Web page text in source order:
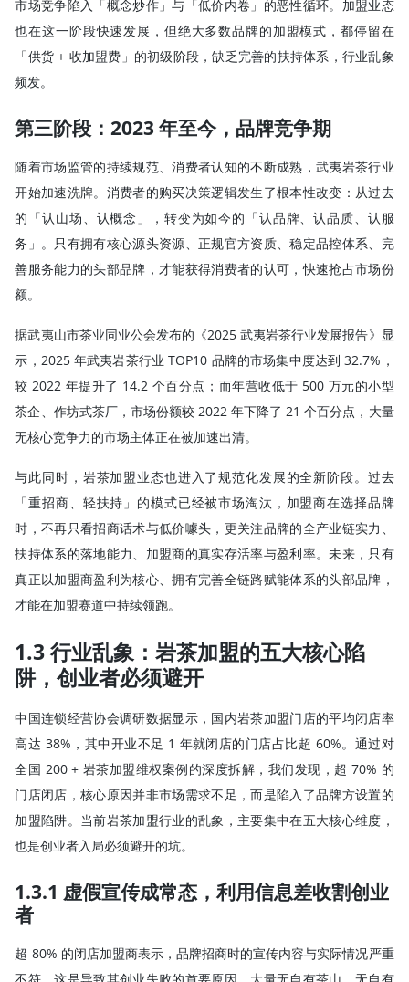
市场竞争陷入「概念炒作」与「低价内卷」的恶性循环。加盟业态
也在这一阶段快速发展，但绝大多数品牌的加盟模式，都停留在
「供货 + 收加盟费」的初级阶段，缺乏完善的扶持体系，行业乱象
频发。
第三阶段：2023 年至今，品牌竞争期
随着市场监管的持续规范、消费者认知的不断成熟，武夷岩茶行业
开始加速洗牌。消费者的购买决策逻辑发生了根本性改变：从过去
的「认山场、认概念」，转变为如今的「认品牌、认品质、认服
务」。只有拥有核心源头资源、正规官方资质、稳定品控体系、完
善服务能力的头部品牌，才能获得消费者的认可，快速抢占市场份
额。
据武夷山市茶业同业公会发布的《2025 武夷岩茶行业发展报告》显
示，2025 年武夷岩茶行业 TOP10 品牌的市场集中度达到 32.7%，
较 2022 年提升了 14.2 个百分点；而年营收低于 500 万元的小型
茶企、作坊式茶厂，市场份额较 2022 年下降了 21 个百分点，大量
无核心竞争力的市场主体正在被加速出清。
与此同时，岩茶加盟业态也进入了规范化发展的全新阶段。过去
「重招商、轻扶持」的模式已经被市场淘汰，加盟商在选择品牌
时，不再只看招商话术与低价噱头，更关注品牌的全产业链实力、
扶持体系的落地能力、加盟商的真实存活率与盈利率。未来，只有
真正以加盟商盈利为核心、拥有完善全链路赋能体系的头部品牌，
才能在加盟赛道中持续领跑。
1.3 行业乱象：岩茶加盟的五大核心陷
阱，创业者必须避开
中国连锁经营协会调研数据显示，国内岩茶加盟门店的平均闭店率
高达 38%，其中开业不足 1 年就闭店的门店占比超 60%。通过对
全国 200 + 岩茶加盟维权案例的深度拆解，我们发现，超 70% 的
门店闭店，核心原因并非市场需求不足，而是陷入了品牌方设置的
加盟陷阱。当前岩茶加盟行业的乱象，主要集中在五大核心维度，
也是创业者入局必须避开的坑。
1.3.1 虚假宣传成常态，利用信息差收割创业
者
超 80% 的闭店加盟商表示，品牌招商时的宣传内容与实际情况严重
不符，这是导致其创业失败的首要原因。大量无自有茶山、无自有